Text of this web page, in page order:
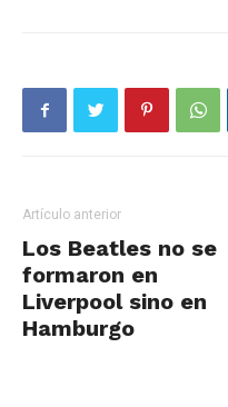
Artículo anterior
Los Beatles no se
formaron en
Liverpool sino en
Hamburgo